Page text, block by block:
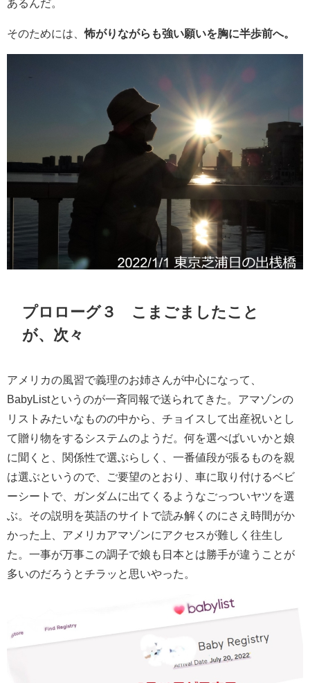
あるんだ。
そのためには、怖がりながらも強い願いを胸に半歩前へ。
プロローグ３ こまごましたこと
が、次々
アメリカの風習で義理のお姉さんが中心になって、
BabyListというのが一斉同報で送られてきた。アマゾンの
リストみたいなものの中から、チョイスして出産祝いとし
て贈り物をするシステムのようだ。何を選べばいいかと娘
に聞くと、関係性で選ぶらしく、一番値段が張るものを親
は選ぶというので、ご要望のとおり、車に取り付けるベビ
ーシートで、ガンダムに出てくるようなごっついヤツを選
ぶ。その説明を英語のサイトで読み解くのにさえ時間がか
かった上、アメリカアマゾンにアクセスが難しく往生し
た。一事が万事この調子で娘も日本とは勝手が違うことが
多いのだろうとチラッと思いやった。